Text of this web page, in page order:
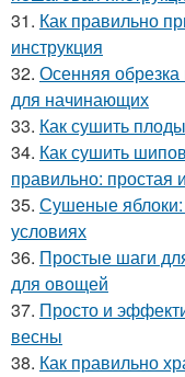
31. Как правильно
инструкция
32. Осенняя обрезка
для начинающих
33. Как сушить
34. Как сушить
правильно: простая
35. Сушеные яблоки:
условиях
36. Простые шаги
для овощей
37. Просто и
весны
38. Как правильно